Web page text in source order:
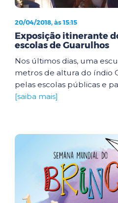
20/04/2018, às 15:15
Exposição itinerante
escolas de Guarulhos
Nos últimos dias, uma
metros de altura do índio
pelas escolas públicas e
[saiba mais]